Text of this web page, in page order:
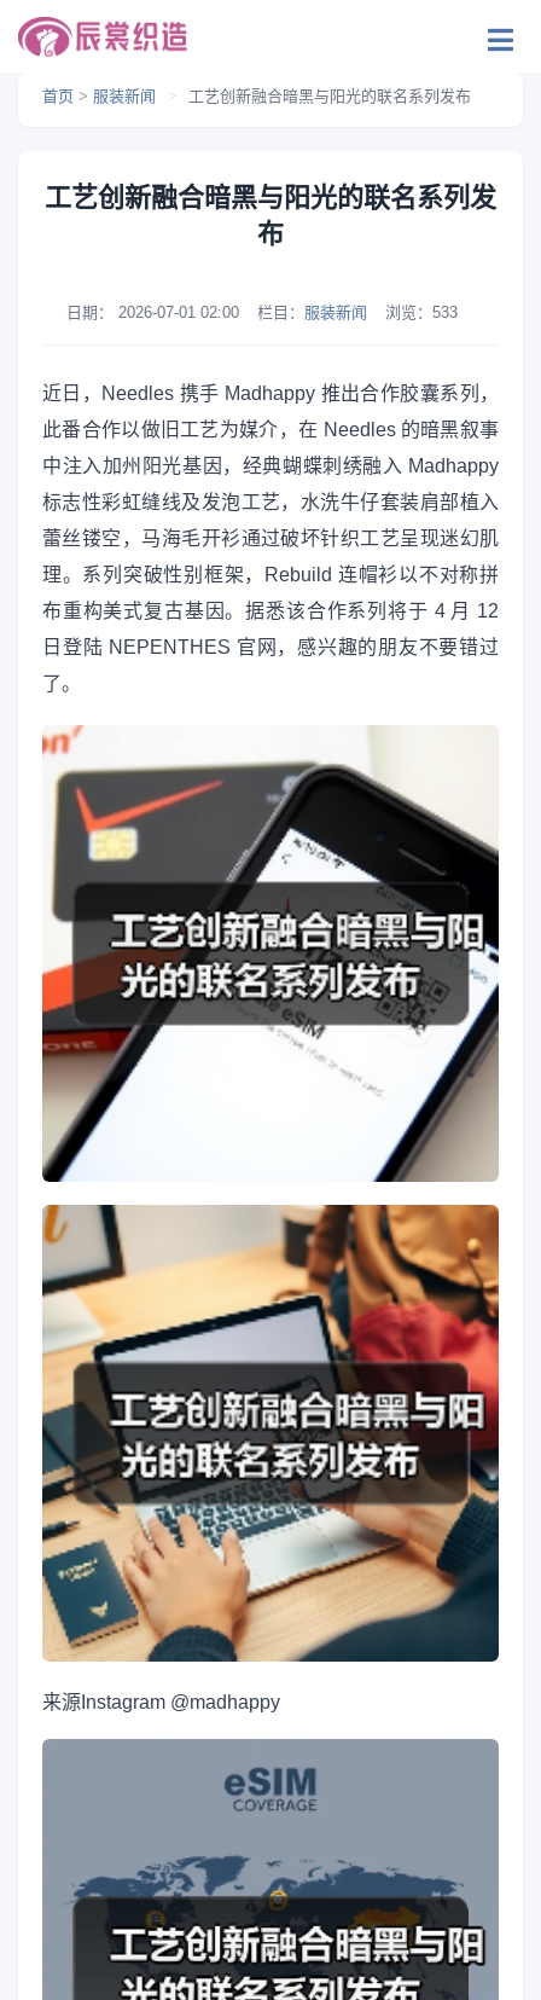
首页 > 服装新闻 > 工艺创新融合暗黑与阳光的联名系列发布
工艺创新融合暗黑与阳光的联名系列发
布
日期： 2026-07-01 02:00 栏目： 服装新闻 浏览： 533
近日，Needles 携手 Madhappy 推出合作胶囊系列，
此番合作以做旧工艺为媒介，在 Needles 的暗黑叙事
中注入加州阳光基因，经典蝴蝶刺绣融入 Madhappy
标志性彩虹缝线及发泡工艺，水洗牛仔套装肩部植入
蕾丝镂空，马海毛开衫通过破坏针织工艺呈现迷幻肌
理。系列突破性别框架，Rebuild 连帽衫以不对称拼
布重构美式复古基因。据悉该合作系列将于 4 月 12
日登陆 NEPENTHES 官网，感兴趣的朋友不要错过
了。
来源 Instagram @madhappy